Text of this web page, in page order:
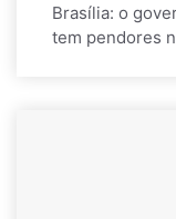
Brasília: o
tem pendores